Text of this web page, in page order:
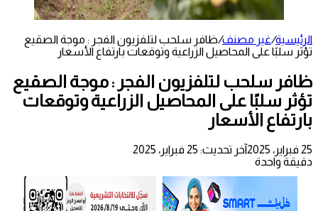
الرئيسية/غير مصنف/ظافر سلحب لتلفزيون الفجر : موجة الصقيع
تؤثر سلبًا على المحاصيل الزراعية وتوقعات بارتفاع الأسعار
ظافر سلحب لتلفزيون الفجر : موجة الصقيع
تؤثر سلبًا على المحاصيل الزراعية وتوقعات
بارتفاع الأسعار
25 فبراير، 2025
آخر تحديث: 25 فبراير، 2025
دقيقة واحدة